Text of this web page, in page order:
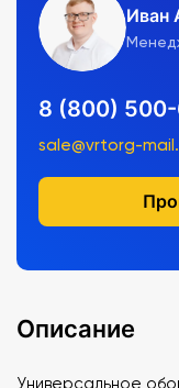
Иван
8 (800)
sale@vrtorg-
Описание
Универсальное